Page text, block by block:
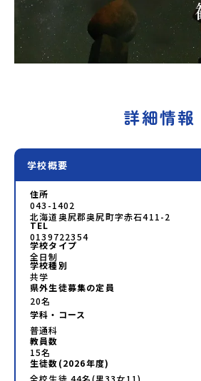
詳細情報
学校概要
住所
043-1402
北海道奥尻郡奥尻町字赤石411-2
TEL
0139722354
学校タイプ
全日制
学校種別
共学
県外生徒募集の定員
20名
学科・コース
普通科
教員数
15名
生徒数(2026年度)
全校生徒 44名(男33女11)